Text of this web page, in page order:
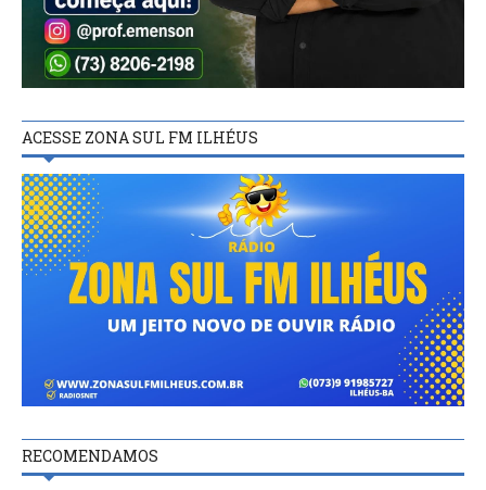
ACESSE ZONA SUL FM ILHÉUS
RECOMENDAMOS